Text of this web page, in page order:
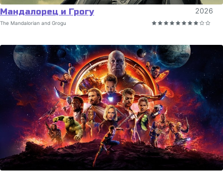
Мандалорец и Грогу 2026
The Mandalorian and Grogu